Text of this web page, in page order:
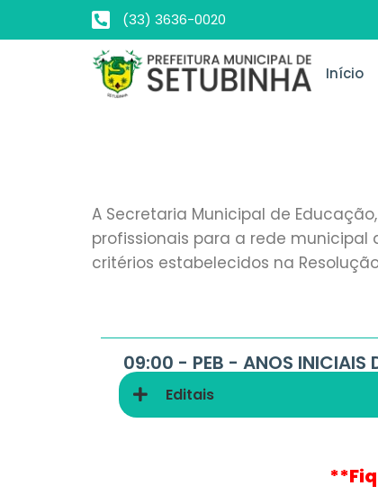
(33) 3636-0020
Início
A Secretaria Municipal de
profissionais para a rede municipal
critérios estabelecidos na
09:00 - PEB - ANOS INICIAIS
Editais